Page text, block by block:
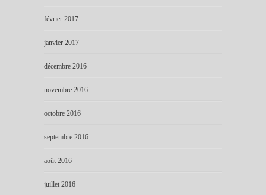
février 2017
janvier 2017
décembre 2016
novembre 2016
octobre 2016
septembre 2016
août 2016
juillet 2016